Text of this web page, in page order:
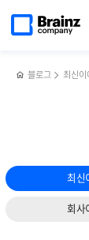
페이지로
블로그 최신이
최신
회사
회사에서
경험을
만들기
꼰대와
다음
슬라이드